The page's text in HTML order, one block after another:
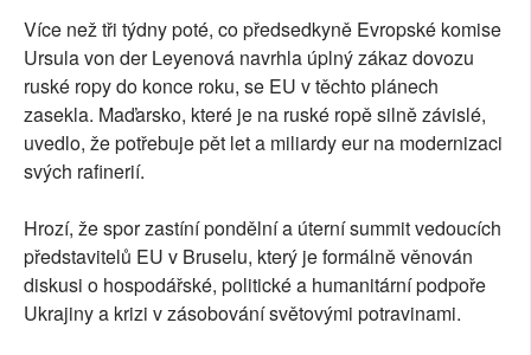
Více než tři týdny poté, co předsedkyně Evropské komise
Ursula von der Leyenová navrhla úplný zákaz dovozu
ruské ropy do konce roku, se EU v těchto plánech
zasekla. Maďarsko, které je na ruské ropě silně závislé,
uvedlo, že potřebuje pět let a miliardy eur na modernizaci
svých rafinerií.
Hrozí, že spor zastíní pondělní a úterní summit vedoucích
představitelů EU v Bruselu, který je formálně věnován
diskusi o hospodářské, politické a humanitární podpoře
Ukrajiny a krizi v zásobování světovými potravinami.